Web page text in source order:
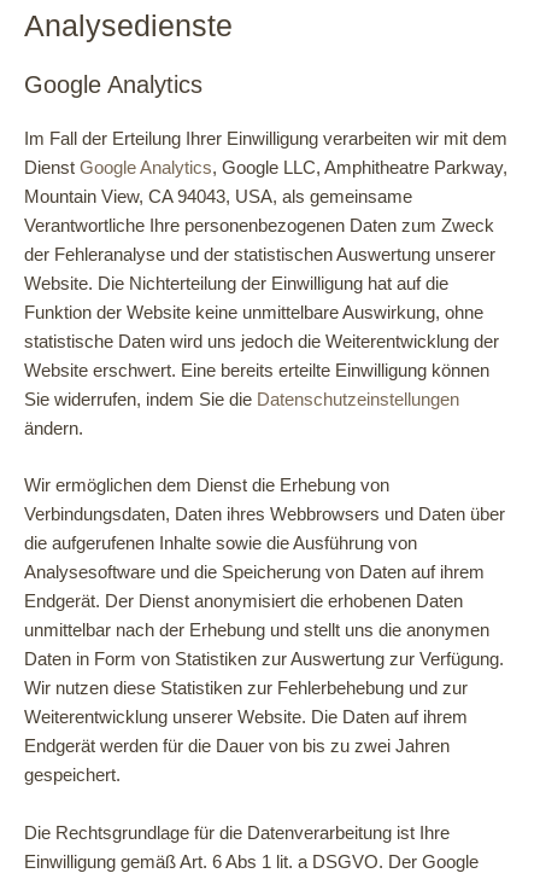
Analysedienste
Google Analytics
Im Fall der Erteilung Ihrer Einwilligung verarbeiten wir mit dem
Dienst Google Analytics, Google LLC, Amphitheatre Parkway,
Mountain View, CA 94043, USA, als gemeinsame
Verantwortliche Ihre personenbezogenen Daten zum Zweck
der Fehleranalyse und der statistischen Auswertung unserer
Website. Die Nichterteilung der Einwilligung hat auf die
Funktion der Website keine unmittelbare Auswirkung, ohne
statistische Daten wird uns jedoch die Weiterentwicklung der
Website erschwert. Eine bereits erteilte Einwilligung können
Sie widerrufen, indem Sie die Datenschutzeinstellungen
ändern.
Wir ermöglichen dem Dienst die Erhebung von
Verbindungsdaten, Daten ihres Webbrowsers und Daten über
die aufgerufenen Inhalte sowie die Ausführung von
Analysesoftware und die Speicherung von Daten auf ihrem
Endgerät. Der Dienst anonymisiert die erhobenen Daten
unmittelbar nach der Erhebung und stellt uns die anonymen
Daten in Form von Statistiken zur Auswertung zur Verfügung.
Wir nutzen diese Statistiken zur Fehlerbehebung und zur
Weiterentwicklung unserer Website. Die Daten auf ihrem
Endgerät werden für die Dauer von bis zu zwei Jahren
gespeichert.
Die Rechtsgrundlage für die Datenverarbeitung ist Ihre
Einwilligung gemäß Art. 6 Abs 1 lit. a DSGVO. Der Google